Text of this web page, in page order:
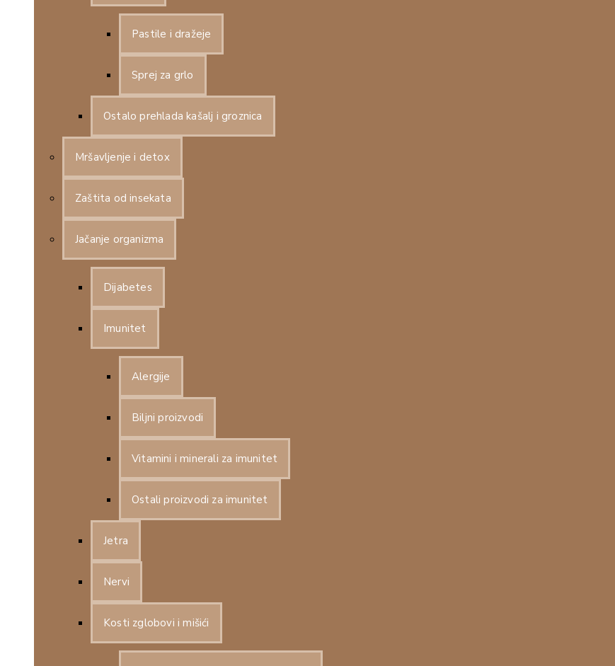
Pastile i dražeje
Sprej za grlo
Ostalo prehlada kašalj i groznica
Mršavljenje i detox
Zaštita od insekata
Jačanje organizma
Dijabetes
Imunitet
Alergije
Biljni proizvodi
Vitamini i minerali za imunitet
Ostali proizvodi za imunitet
Jetra
Nervi
Kosti zglobovi i mišići